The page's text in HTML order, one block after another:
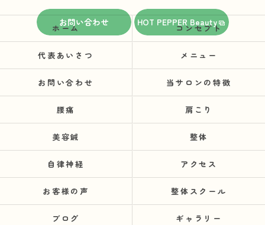
お問い合わせ HOT PEPPER Beauty
ホーム コンセプト
代表あいさつ メニュー
お問い合わせ 当サロンの特徴
腰痛 肩こり
美容鍼 整体
自律神経 アクセス
お客様の声 整体スクール
ブログ ギャラリー